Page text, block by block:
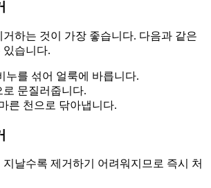
하는 것이 가장 좋습니다. 다음과 같은
있습니다.
누를 섞어 얼룩에 바릅니다.
로 문질러줍니다.
른 천으로 닦아냅니다.
날수록 제거하기 어려워지므로 즉시 처